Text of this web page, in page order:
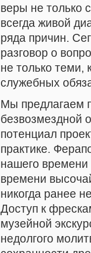
веры не только
всегда живой
ряда причин.
разговор о
не только теми,
служебных
Мы предлагаем
безвозмездной
потенциал
практике.
нашего времени
времени
никогда ранее
Доступ к
музейной
недолгого